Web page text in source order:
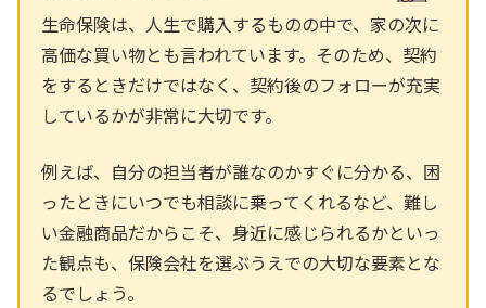
生命保険は、人生で購入するものの中で、家の次に
高価な買い物とも言われています。そのため、契約
をするときだけではなく、契約後のフォローが充実
しているかが非常に大切です。
例えば、自分の担当者が誰なのかすぐに分かる、困
ったときにいつでも相談に乗ってくれるなど、難し
い金融商品だからこそ、身近に感じられるかといっ
た観点も、保険会社を選ぶうえでの大切な要素とな
るでしょう。